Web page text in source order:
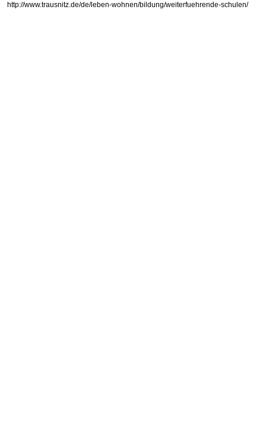
http://www.trausnitz.de/de/leben-wohnen/bildung/weiterfuehrende-schulen/